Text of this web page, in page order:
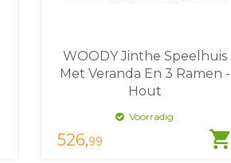
shopping_cart
WOODY Jinthe Speelhuis
Met Veranda En 3 Ramen -
Hout
Voorradig
526,99